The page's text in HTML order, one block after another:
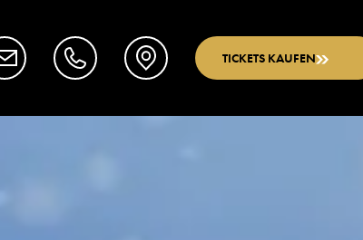
TICKETS KAUFEN